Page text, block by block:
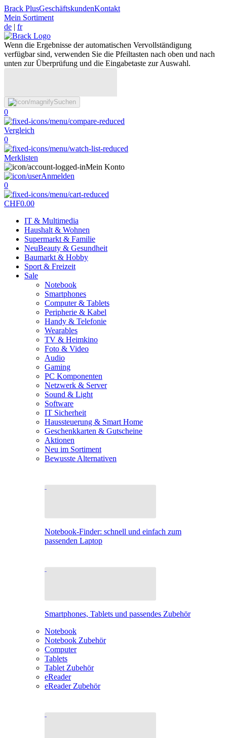
Brack PlusGeschäftskundenKontakt
Mein Sortiment
de | fr
Wenn die Ergebnisse der automatischen Vervollständigung
verfügbar sind, verwenden Sie die Pfeiltasten nach oben und nach
unten zur Überprüfung und die Eingabetaste zur Auswahl.
Suchen
0
Vergleich
0
Merklisten
Mein Konto
Anmelden
0
CHF0.00
IT & Multimedia
Haushalt & Wohnen
Supermarkt & Familie
NeuBeauty & Gesundheit
Baumarkt & Hobby
Sport & Freizeit
Sale
Notebook
Smartphones
Computer & Tablets
Peripherie & Kabel
Handy & Telefonie
Wearables
TV & Heimkino
Foto & Video
Audio
Gaming
PC Komponenten
Netzwerk & Server
Sound & Light
Software
IT Sicherheit
Haussteuerung & Smart Home
Geschenkkarten & Gutscheine
Aktionen
Neu im Sortiment
Bewusste Alternativen
Notebook-Finder: schnell und einfach zum
passenden Laptop
Smartphones, Tablets und passendes Zubehör
Notebook
Notebook Zubehör
Computer
Tablets
Tablet Zubehör
eReader
eReader Zubehör